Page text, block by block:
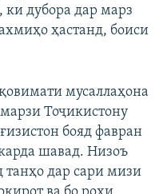
ки дубора дар марз
ҳастанд, боиси
мусаллаҳона
Тоҷикистону
бояд фавран
шавад. Низоъ
танҳо дар сари мизи